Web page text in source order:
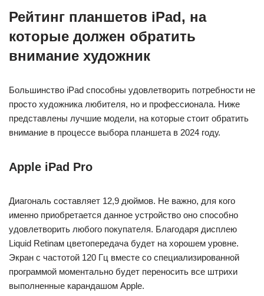
Рейтинг планшетов iPad, на
которые должен обратить
внимание художник
Большинство iPad способны удовлетворить потребности не
просто художника любителя, но и профессионала. Ниже
представлены лучшие модели, на которые стоит обратить
внимание в процессе выбора планшета в 2024 году.
Apple iPad Pro
Диагональ составляет 12,9 дюймов. Не важно, для кого
именно приобретается данное устройство оно способно
удовлетворить любого покупателя. Благодаря дисплею
Liquid Retinaм цветопередача будет на хорошем уровне.
Экран с частотой 120 Гц вместе со специализированной
программой моментально будет переносить все штрихи
выполненные карандашом Apple.